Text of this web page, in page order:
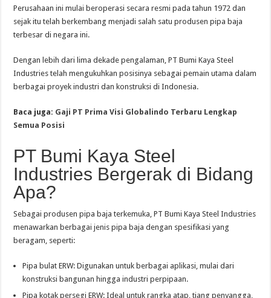
Perusahaan ini mulai beroperasi secara resmi pada tahun 1972 dan
sejak itu telah berkembang menjadi salah satu produsen pipa baja
terbesar di negara ini.
Dengan lebih dari lima dekade pengalaman, PT Bumi Kaya Steel
Industries telah mengukuhkan posisinya sebagai pemain utama dalam
berbagai proyek industri dan konstruksi di Indonesia.
Baca juga: Gaji PT Prima Visi Globalindo Terbaru Lengkap
Semua Posisi
PT Bumi Kaya Steel
Industries Bergerak di Bidang
Apa?
Sebagai produsen pipa baja terkemuka, PT Bumi Kaya Steel Industries
menawarkan berbagai jenis pipa baja dengan spesifikasi yang
beragam, seperti:
Pipa bulat ERW: Digunakan untuk berbagai aplikasi, mulai dari
konstruksi bangunan hingga industri perpipaan.
Pipa kotak persegi ERW: Ideal untuk rangka atap, tiang penyangga,